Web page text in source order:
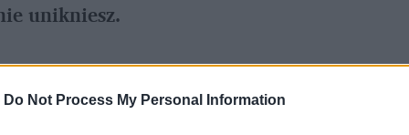
Do Not Process My Personal Information
unikniesz.
medium w Google